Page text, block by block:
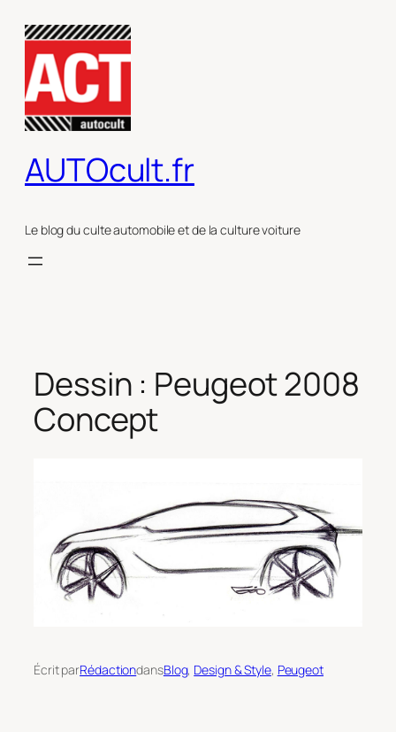
contenu
AUTOcult.fr
Le blog du culte automobile et de la culture voiture
Dessin : Peugeot 2008
Concept
Écrit parRédactiondansBlog, Design & Style, Peugeot